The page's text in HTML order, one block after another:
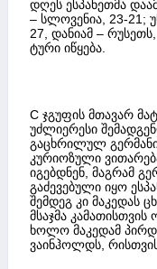
დღეს ესპანეთმა
– სლოვენია, 23-21;
27, დანიამ –
ტური იწყება.
C ჯგუფის მთავარ
უძლიერესი
გაცხრილულ
კურიოზული
იგებდნენ, მაგრამ
გაძევებული იყო
შემდეგ კი მაკედას
მსაჯმა კამათისთვის
ხოლო მაკედამ
ვაინჰოლდს,